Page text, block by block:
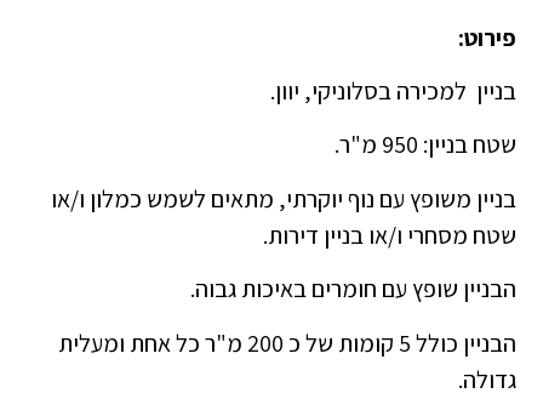
פירוט:
בניין למכירה בסלוניקי, יוון.
שטח בניין: 950 מ"ר.
בניין משופץ עם נוף יוקרתי, מתאים לשמש כמלון ו/או
שטח מסחרי ו/או בניין דירות.
הבניין שופץ עם חומרים באיכות גבוה.
הבניין כולל 5 קומות של כ 200 מ"ר כל אחת ומעלית
גדולה.